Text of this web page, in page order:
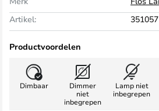
Artikel:
Productvoordelen
Dimbaar
Dimmer
niet
inbegrepen
Lamp niet
inbegrepen